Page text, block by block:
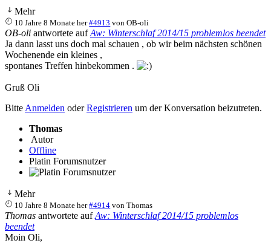
Mehr
10 Jahre 8 Monate her #4913 vonOB-oli
OB-oli antwortete aufAw: Winterschlaf 2014/15 problemlos beendet
Ja dann lasst uns doch mal schauen , ob wir beim nächsten schönen
Wochenende ein kleines ,
spontanes Treffen hinbekommen .
Gruß Oli
Bitte Anmelden oderRegistrieren um der Konversation beizutreten.
Thomas
Autor
Offline
Platin Forumsnutzer
Mehr
10 Jahre 8 Monate her #4914 vonThomas
Thomas antwortete aufAw: Winterschlaf 2014/15 problemlos
beendet
Moin Oli,